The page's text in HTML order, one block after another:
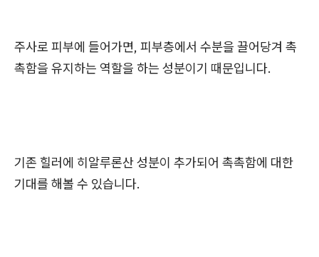
주사로 피부에 들어가면, 피부층에서 수분을 끌어당겨 촉
촉함을 유지하는 역할을 하는 성분이기 때문입니다.
기존 힐러에 히알루론산 성분이 추가되어 촉촉함에 대한
기대를 해볼 수 있습니다.